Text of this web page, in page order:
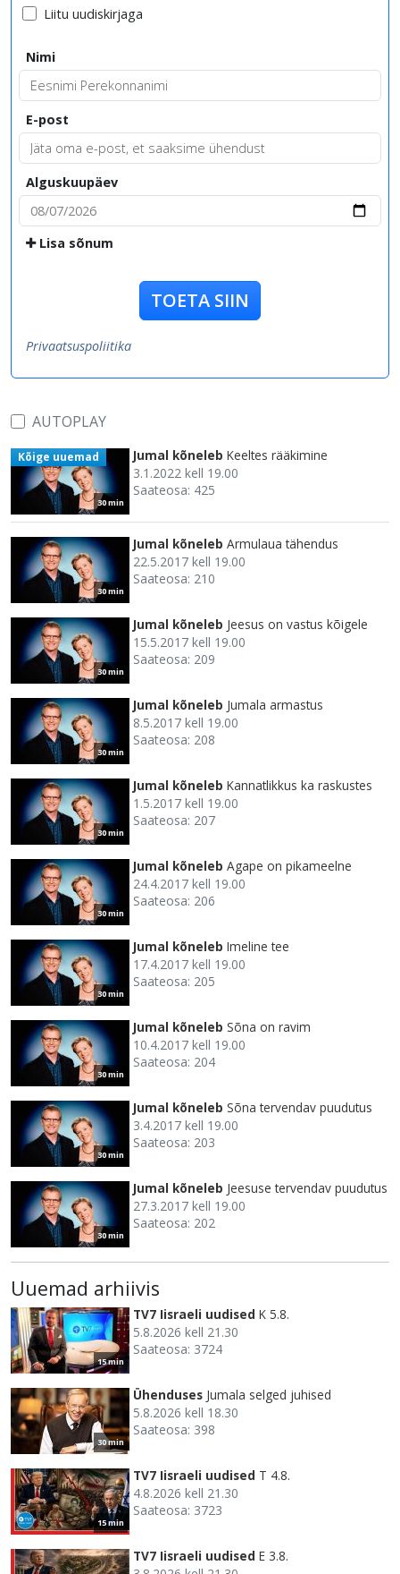
Liitu uudiskirjaga
Nimi
E-post
Alguskuupäev
Lisa sõnum
TOETA SIIN
Privaatsuspoliitika
AUTOPLAY
30 min
Kõige uuemad Jumal kõneleb Keeltes rääkimine
3.1.2022 kell 19.00
Saateosa: 425
30 min
Jumal kõneleb Armulaua tähendus
22.5.2017 kell 19.00
Saateosa: 210
30 min
Jumal kõneleb Jeesus on vastus kõigele
15.5.2017 kell 19.00
Saateosa: 209
30 min
Jumal kõneleb Jumala armastus
8.5.2017 kell 19.00
Saateosa: 208
30 min
Jumal kõneleb Kannatlikkus ka raskustes
1.5.2017 kell 19.00
Saateosa: 207
30 min
Jumal kõneleb Agape on pikameelne
24.4.2017 kell 19.00
Saateosa: 206
30 min
Jumal kõneleb Imeline tee
17.4.2017 kell 19.00
Saateosa: 205
30 min
Jumal kõneleb Sõna on ravim
10.4.2017 kell 19.00
Saateosa: 204
30 min
Jumal kõneleb Sõna tervendav puudutus
3.4.2017 kell 19.00
Saateosa: 203
30 min
Jumal kõneleb Jeesuse tervendav puudutus
27.3.2017 kell 19.00
Saateosa: 202
Uuemad arhiivis
15 min
TV7 Iisraeli uudised K 5.8.
5.8.2026 kell 21.30
Saateosa: 3724
30 min
Ühenduses Jumala selged juhised
5.8.2026 kell 18.30
Saateosa: 398
15 min
TV7 Iisraeli uudised T 4.8.
4.8.2026 kell 21.30
Saateosa: 3723
TV7 Iisraeli uudised E 3.8.